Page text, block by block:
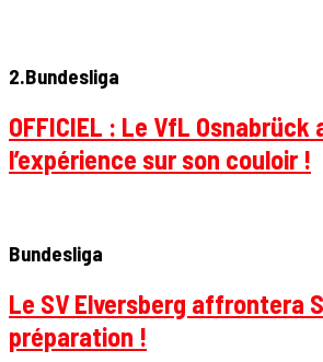
2.Bundesliga
OFFICIEL : Le VfL Osnabrück
l’expérience sur son couloir !
Bundesliga
Le SV Elversberg affrontera
préparation !